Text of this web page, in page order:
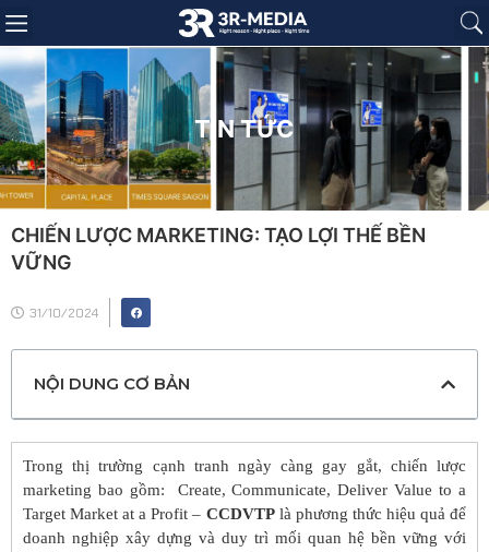
TIN TỨC
CHIẾN LƯỢC MARKETING: TẠO LỢI THẾ BỀN
VỮNG
31/10/2024
NỘI DUNG CƠ BẢN
Trong thị trường cạnh tranh ngày càng gay gắt, chiến lược
marketing bao gồm: Create, Communicate, Deliver Value to a
Target Market at a Profit – CCDVTPlà phương thức hiệu quả để
doanh nghiệp xây dựng và duy trì mối quan hệ bền vững với